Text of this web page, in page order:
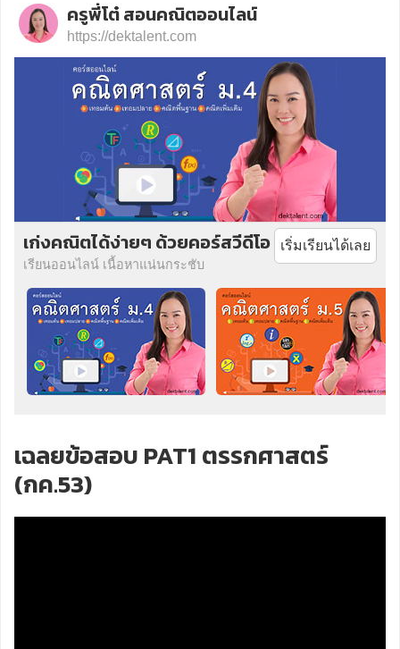
ครูพี่โต๋ สอนคณิตออนไลน์
https://dektalent.com
เริ่มเรียนได้เลย
เก่งคณิตได้ง่ายๆ ด้วยคอร์สวีดีโอ
เรียนออนไลน์ เนื้อหาแน่นกระชับ
เฉลยข้อสอบ PAT1 ตรรกศาสตร์
(กค.53)